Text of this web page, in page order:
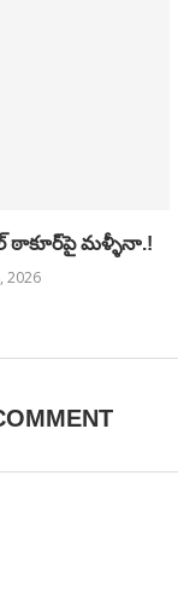
ఠాకూర్‌పై మళ్ళీనా.!
2026